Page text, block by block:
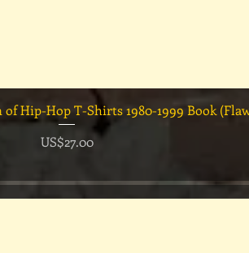
快速瀏覽
of Hip-Hop T-Shirts 1980-1999 Book
價格
US$27.00